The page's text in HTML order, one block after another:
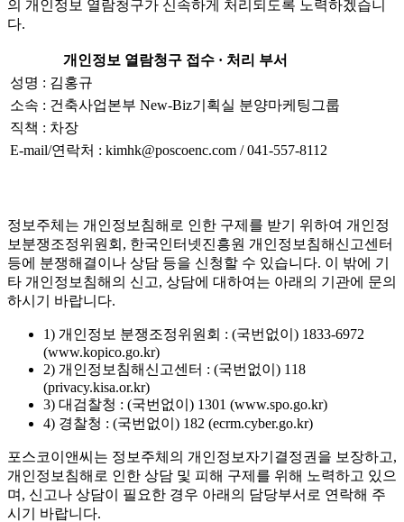
의 개인정보 열람청구가 신속하게 처리되도록 노력하겠습니
다.
개인정보 열람청구 접수 · 처리 부서
성명 : 김홍규
소속 : 건축사업본부 New-Biz기획실 분양마케팅그룹
직책 : 차장
E-mail/연락처 : kimhk@poscoenc.com / 041-557-8112
정보주체는 개인정보침해로 인한 구제를 받기 위하여 개인정
보분쟁조정위원회, 한국인터넷진흥원 개인정보침해신고센터
등에 분쟁해결이나 상담 등을 신청할 수 있습니다. 이 밖에 기
타 개인정보침해의 신고, 상담에 대하여는 아래의 기관에 문의
하시기 바랍니다.
1) 개인정보 분쟁조정위원회 : (국번없이) 1833-6972
(www.kopico.go.kr)
2) 개인정보침해신고센터 : (국번없이) 118
(privacy.kisa.or.kr)
3) 대검찰청 : (국번없이) 1301 (www.spo.go.kr)
4) 경찰청 : (국번없이) 182 (ecrm.cyber.go.kr)
포스코이앤씨는 정보주체의 개인정보자기결정권을 보장하고,
개인정보침해로 인한 상담 및 피해 구제를 위해 노력하고 있으
며, 신고나 상담이 필요한 경우 아래의 담당부서로 연락해 주
시기 바랍니다.